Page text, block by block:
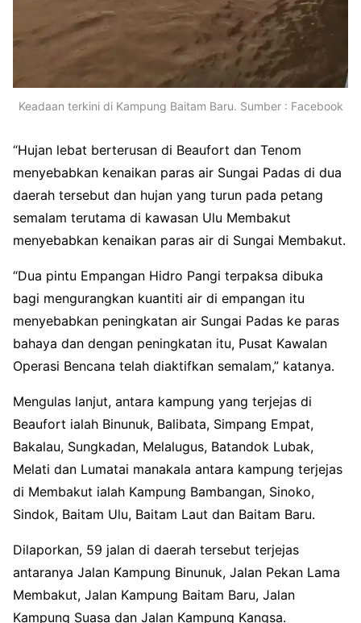
Keadaan terkini di Kampung Baitam Baru. Sumber : Facebook
“Hujan lebat berterusan di Beaufort dan Tenom
menyebabkan kenaikan paras air Sungai Padas di dua
daerah tersebut dan hujan yang turun pada petang
semalam terutama di kawasan Ulu Membakut
menyebabkan kenaikan paras air di Sungai Membakut.
“Dua pintu Empangan Hidro Pangi terpaksa dibuka
bagi mengurangkan kuantiti air di empangan itu
menyebabkan peningkatan air Sungai Padas ke paras
bahaya dan dengan peningkatan itu, Pusat Kawalan
Operasi Bencana telah diaktifkan semalam,” katanya.
Mengulas lanjut, antara kampung yang terjejas di
Beaufort ialah Binunuk, Balibata, Simpang Empat,
Bakalau, Sungkadan, Melalugus, Batandok Lubak,
Melati dan Lumatai manakala antara kampung terjejas
di Membakut ialah Kampung Bambangan, Sinoko,
Sindok, Baitam Ulu, Baitam Laut dan Baitam Baru.
Dilaporkan, 59 jalan di daerah tersebut terjejas
antaranya Jalan Kampung Binunuk, Jalan Pekan Lama
Membakut, Jalan Kampung Baitam Baru, Jalan
Kampung Suasa dan Jalan Kampung Kangsa.